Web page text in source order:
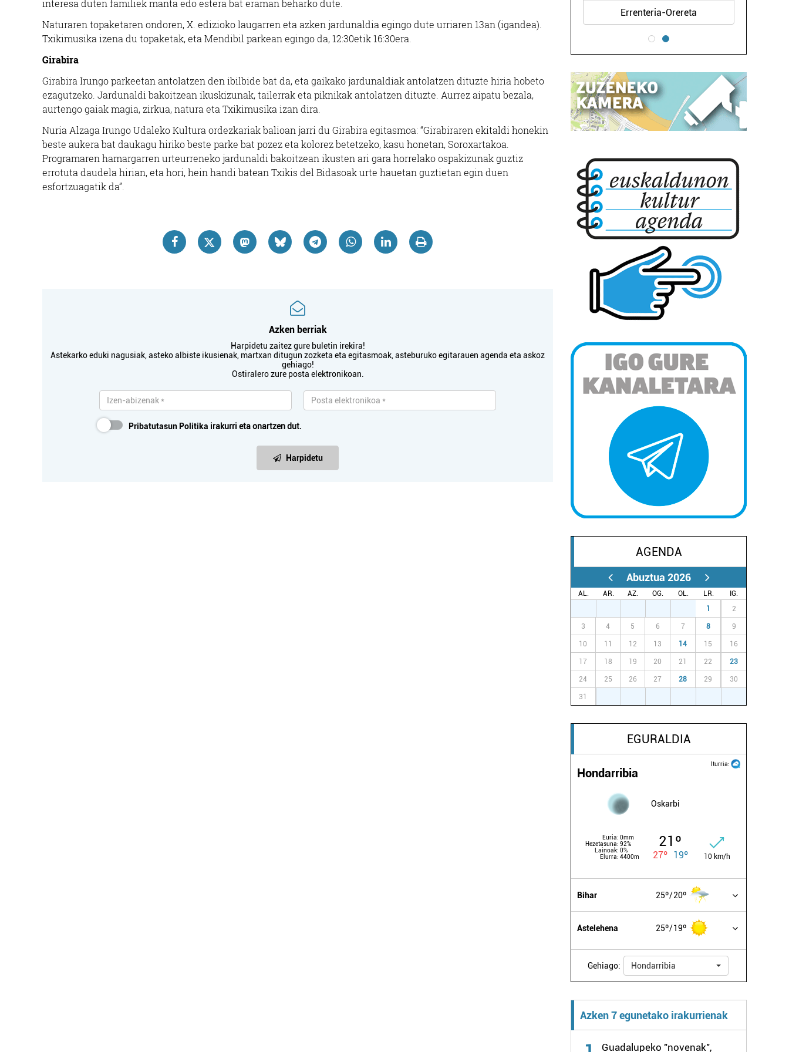
interesa duten familiek manta edo estera bat eraman beharko dute.
Naturaren topaketaren ondoren, X. edizioko laugarren eta azken jardunaldia egingo dute urriaren 13an (igandea).
Txikimusika izena du topaketak, eta Mendibil parkean egingo da, 12:30etik 16:30era.
Girabira
Girabira Irungo parkeetan antolatzen den ibilbide bat da, eta gaikako jardunaldiak antolatzen dituzte hiria hobeto
ezagutzeko. Jardunaldi bakoitzean ikuskizunak, tailerrak eta piknikak antolatzen dituzte. Aurrez aipatu bezala,
aurtengo gaiak magia, zirkua, natura eta Txikimusika izan dira.
Nuria Alzaga Irungo Udaleko Kultura ordezkariak balioan jarri du Girabira egitasmoa: “Girabiraren ekitaldi honekin
beste aukera bat daukagu hiriko beste parke bat pozez eta kolorez betetzeko, kasu honetan, Soroxartakoa.
Programaren hamargarren urteurreneko jardunaldi bakoitzean ikusten ari gara horrelako ospakizunak guztiz
errotuta daudela hirian, eta hori, hein handi batean Txikis del Bidasoak urte hauetan guztietan egin duen
esfortzuagatik da”.
Azken berriak
Harpidetu zaitez gure buletin irekira!
Astekarko eduki nagusiak, asteko albiste ikusienak, martxan ditugun zozketa eta egitasmoak, asteburuko egitarauen agenda eta askoz
gehiago!
Ostiralero zure posta elektronikoan.
Pribatutasun Politika irakurri eta onartzen dut.
Harpidetu
Errenteria-Orereta
AGENDA
Abuztua 2026
AL. AR. AZ. OG. OL. LR.
IG.
1 2
3 4 5 6 7 8 9
10 11 12 13 14 15 16
17 18 19 20 21 22 23
24 25 26 27 28 29 30
31
EGURALDIA
Iturria:
Hondarribia
Oskarbi
Euria: 0mm
Hezetasuna: 92%
Lainoak: 0%
Elurra: 4400m
21º
27º 19º 10 km/h
Bihar 25º 20º
Astelehena 25º 19º
Gehiago: Hondarribia
Azken 7 egunetako irakurrienak
Guadalupeko "novenak",